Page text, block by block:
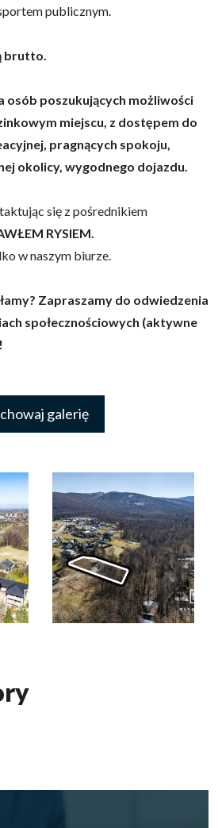
publicznym.
brutto.
osób poszukujących możliwości
miejscu, z dostępem do
pragnących spokoju,
okolicy, wygodnego dojazdu.
się z pośrednikiem
RYSIEM.
w naszym biurze.
Zapraszamy do odwiedzenia
społecznościowych (aktywne
galerię